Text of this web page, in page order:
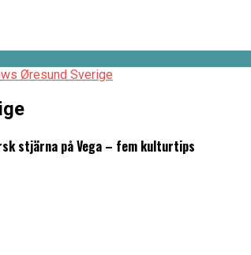
stjärna på Vega – fem kulturtips